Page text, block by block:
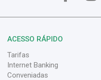
ACESSO RÁPIDO
Tarifas
Internet Banking
Conveniadas